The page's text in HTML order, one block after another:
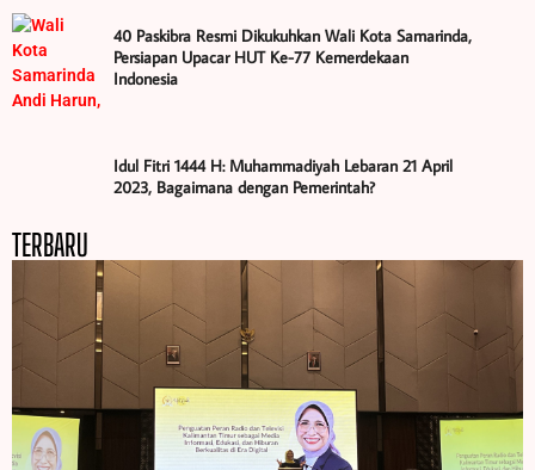
40 Paskibra Resmi Dikukuhkan Wali Kota Samarinda,
Persiapan Upacar HUT Ke-77 Kemerdekaan
Indonesia
Idul Fitri 1444 H: Muhammadiyah Lebaran 21 April
2023, Bagaimana dengan Pemerintah?
TERBARU